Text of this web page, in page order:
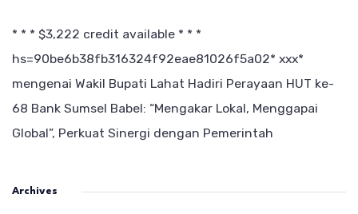
* * * $3,222 credit available * * *
hs=90be6b38fb316324f92eae81026f5a02* ххх*
mengenai Wakil Bupati Lahat Hadiri Perayaan HUT ke-
68 Bank Sumsel Babel: “Mengakar Lokal, Menggapai
Global”, Perkuat Sinergi dengan Pemerintah
Archives